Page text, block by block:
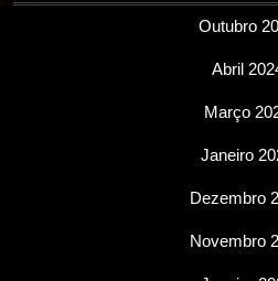
Outubro
Abril
Março
Janeiro
Dezembro
Novembro